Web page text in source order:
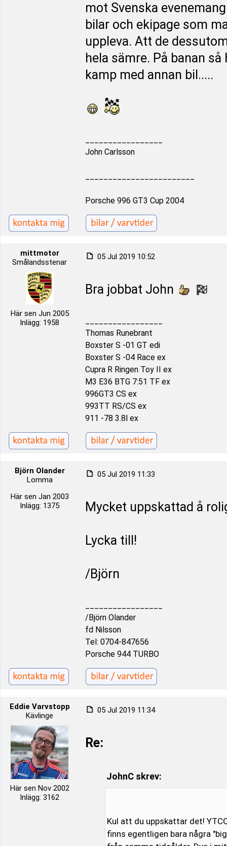
mot Svenska
bilar och ekipage som
uppleva. Att de
hela sämre. På banan
kamp med annan bil.....
John Carlsson
Porsche 996 GT3 Cup 2004
mittmotor
Smålandsstenar
Här sen Jun 2005
Inlägg: 1958
05 Jul 2019 10:52
Bra jobbat John
Thomas Runebrant
Boxster S -01 GT edi
Boxster S -04 Race ex
Cupra R Ringen Toy II ex
M3 E36 BTG 7:51 TF ex
996GT3 CS ex
993TT RS/CS ex
911 -78 3.8l ex
Björn Olander
Lomma
Här sen Jan 2003
Inlägg: 1375
05 Jul 2019 11:33
Mycket uppskattad å
Lycka till!
/Björn
/Björn Olander
fd Nilsson
Tel: 0704-847656
Porsche 944 TURBO
Eddie Varvstopp
Kävlinge
Här sen Nov 2002
Inlägg: 3162
05 Jul 2019 11:34
Re:
JohnC skrev:
Kul att du uppskattar det!
finns egentligen bara några